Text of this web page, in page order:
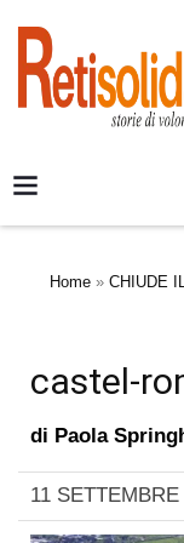
Home » CHIUDE
castel-
di Paola
11